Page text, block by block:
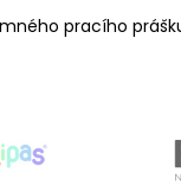
pracího